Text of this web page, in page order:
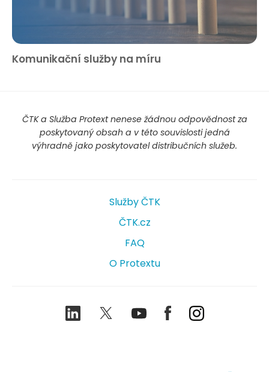
Komunikační služby na míru
ČTK a Služba Protext nenese žádnou odpovědnost za
poskytovaný obsah a v této souvislosti jedná
výhradně jako poskytovatel distribučních služeb.
Služby ČTK
ČTK.cz
FAQ
O Protextu
LinkedIn TwitterYoutubeFacebookInstagram